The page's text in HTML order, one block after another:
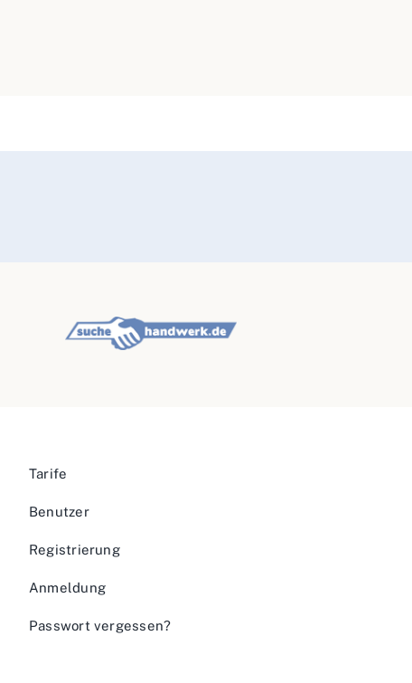
Tarife
Benutzer
Registrierung
Anmeldung
Passwort vergessen?